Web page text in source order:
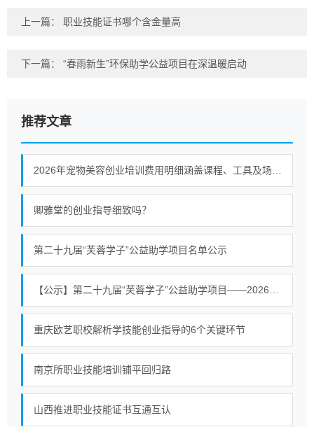
上一篇： 职业技能证书哪个含金量高
下一篇： “春雨新生”环保助学公益项目在深温暖启动
推荐文章
卿雅堂的创业指导细致吗？
第二十九届“芙蓉学子”公益助学项目名单公示
重庆欧艺职校解析学技能创业指导的6个关键环节
南京所职业技能培训铺平回归路
山西推进职业技能证书互通互认